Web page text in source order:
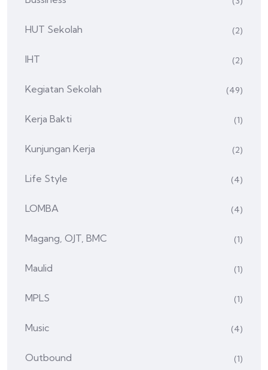
HUT Sekolah (2)
IHT (2)
Kegiatan Sekolah (49)
Kerja Bakti (1)
Kunjungan Kerja (2)
Life Style (4)
LOMBA (4)
Magang, OJT, BMC (1)
Maulid (1)
MPLS (1)
Music (4)
Outbound (1)